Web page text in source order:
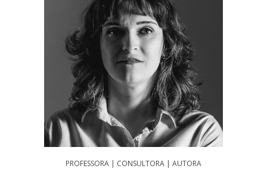
PROFESSORA | CONSULTORA | AUTORA